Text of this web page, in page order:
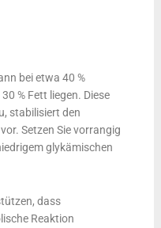
bei etwa 40 %
% Fett liegen. Diese
stabilisiert den
Setzen Sie vorrangig
glykämischen
dass
Reaktion